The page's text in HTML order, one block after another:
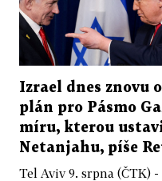
Izrael dnes znovu
plán pro Pásmo
míru, kterou
Netanjahu, píše
Tel Aviv 9. srpna (ČTK)